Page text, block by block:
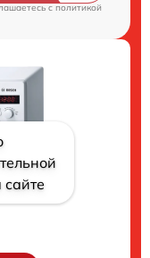
cполитикой